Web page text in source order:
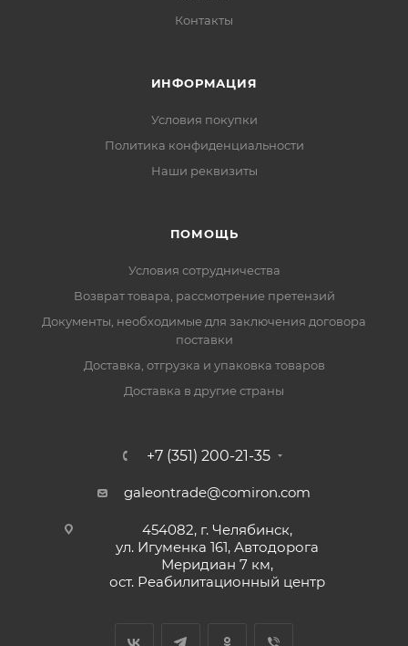
Контакты
ИНФОРМАЦИЯ
Условия покупки
Политика конфиденциальности
Наши реквизиты
ПОМОЩЬ
Условия сотрудничества
Возврат товара, рассмотрение претензий
Документы, необходимые для заключения договора
поставки
Доставка, отгрузка и упаковка товаров
Доставка в другие страны
+7 (351) 200-21-35
galeontrade@comiron.com
454082, г. Челябинск,
ул. Игуменка 161, Автодорога
Меридиан 7 км,
ост. Реабилитационный центр